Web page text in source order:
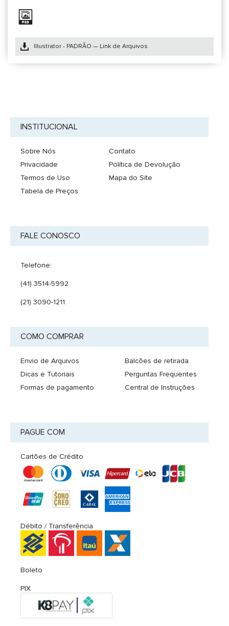
Illustrator - PADRÃO — Link de Arquivos
INSTITUCIONAL
Sobre Nós
Privacidade
Termos de Uso
Tabela de Preços
Contato
Política de Devolução
Mapa do Site
FALE CONOSCO
Telefone:
(41) 3514-5992
(21) 3090-1211
COMO COMPRAR
Envio de Arquivos
Dicas e Tutoriais
Formas de pagamento
Balcões de retirada
Perguntas Frequentes
Central de Instruções
PAGUE COM
Cartões de Crédito
Débito / Transferência
Boleto
PIX